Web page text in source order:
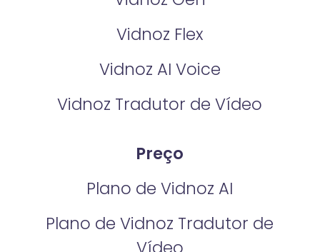
Vidnoz Flex
Vidnoz AI Voice
Vidnoz Tradutor de Vídeo
Preço
Plano de Vidnoz AI
Plano de Vidnoz Tradutor de